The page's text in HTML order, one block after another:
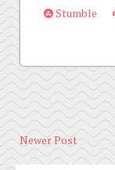
Stumble
Newer Post